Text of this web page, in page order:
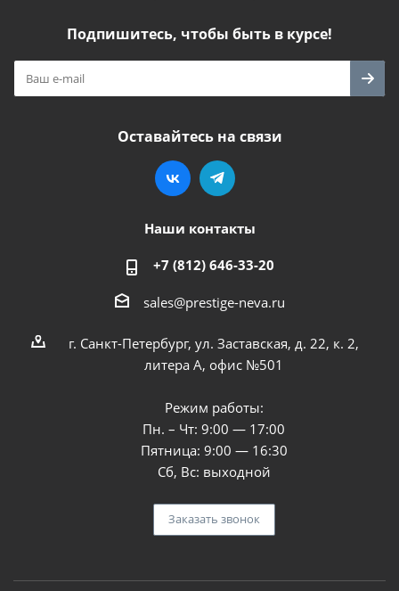
Подпишитесь, чтобы быть в курсе!
Оставайтесь на связи
Наши контакты
+7 (812) 646-33-20
sales@prestige-neva.ru
г. Санкт-Петербург, ул. Заставская, д. 22, к. 2,
литера А, офис №501
Режим работы:
Пн. – Чт: 9:00 — 17:00
Пятница: 9:00 — 16:30
Сб, Вс: выходной
Заказать звонок